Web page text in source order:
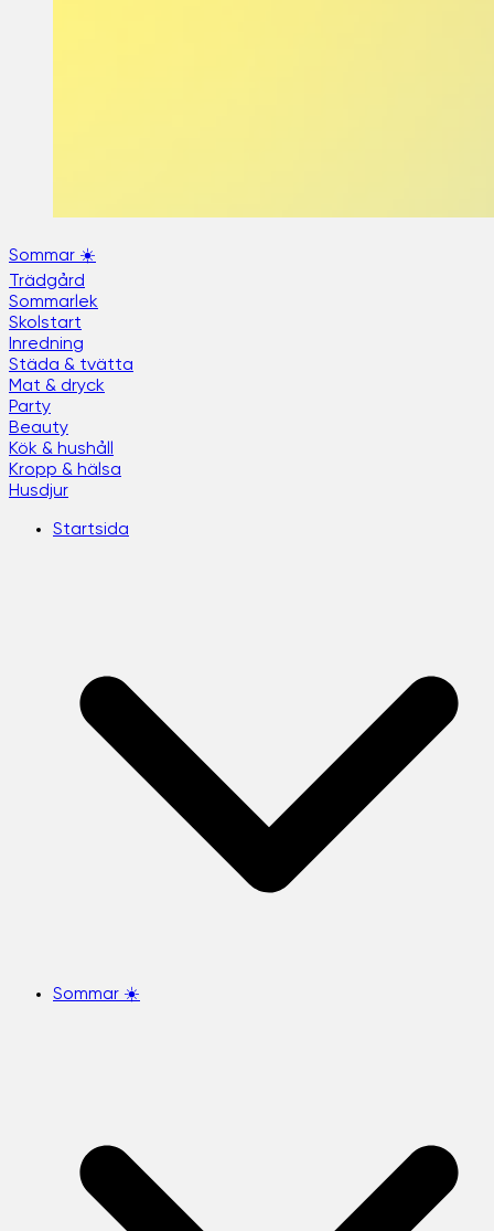
Sommar ☀️
Trädgård
Sommarlek
Skolstart
Inredning
Städa & tvätta
Mat & dryck
Party
Beauty
Kök & hushåll
Kropp & hälsa
Husdjur
Startsida
Sommar ☀️